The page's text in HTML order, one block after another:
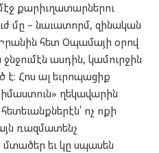
քարիւղատարներու
մը – նաւատորմ, զինական
հետ Օպամայի օրով
ասդին, կամուրջին
Հոս ալ եւրոպացիք
ղեկավարին
ոչ ոքի
ռազմատենչ
մտածեր եւ կը սպասեն